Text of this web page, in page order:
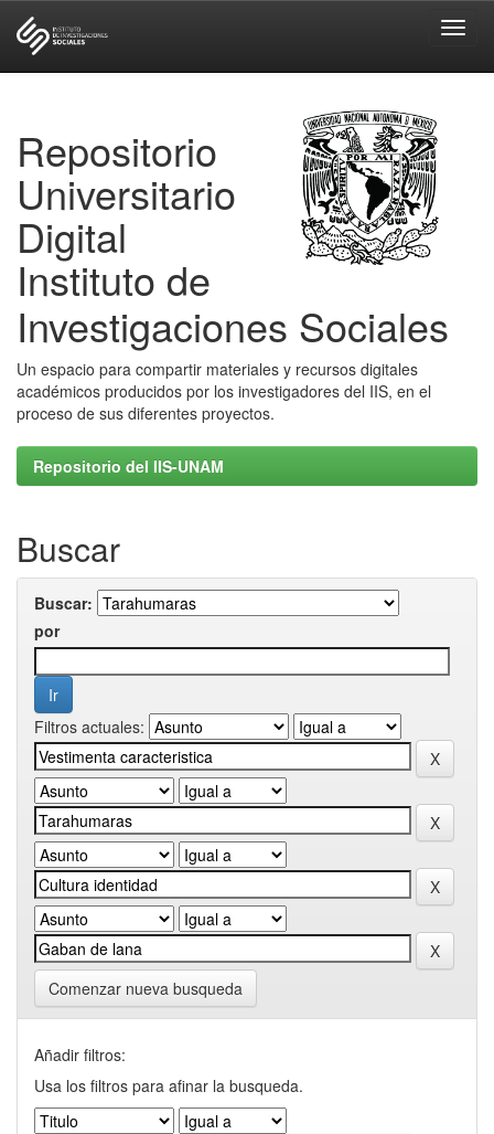
Repositorio
Universitario
Digital
Instituto de
Investigaciones Sociales
Un espacio para compartir materiales y recursos digitales
académicos producidos por los investigadores del IIS, en el
proceso de sus diferentes proyectos.
Repositorio del IIS-UNAM
Buscar
Buscar:
por
Filtros actuales:
Comenzar nueva busqueda
Añadir filtros:
Usa los filtros para afinar la busqueda.